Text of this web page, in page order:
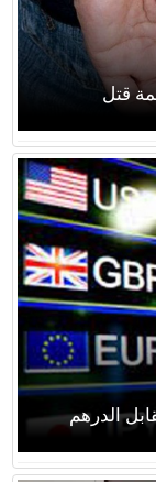
قتل
الدرهم